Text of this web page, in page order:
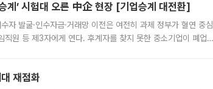
계’ 시험대 오른 中企 현장 [기업승계 대전환]
발굴·인수자금·거래망 이전은 여전히 과제 정부가 혈연 중심
직원 등 제3자에게 연다. 후계자를 찾지 못한 중소기업이 폐업
재점화